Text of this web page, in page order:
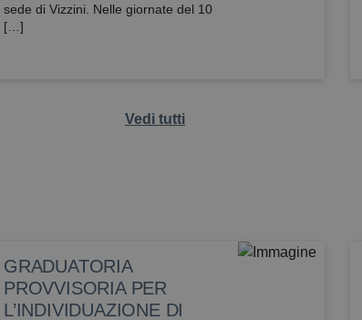
sede di Vizzini. Nelle giornate del 10
[…]
Vedi tutti
GRADUATORIA
PROVVISORIA PER
L’INDIVIDUAZIONE DI